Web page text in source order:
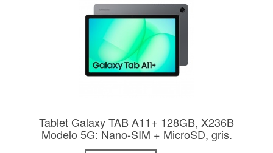
Tablet Galaxy TAB A11+ 128GB, X236B
Modelo 5G: Nano-SIM + MicroSD, gris.